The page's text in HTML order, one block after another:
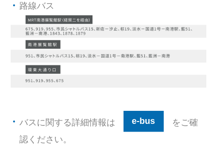
路線バス
バスに関する詳細情報は e-bus
をご確
認ください。